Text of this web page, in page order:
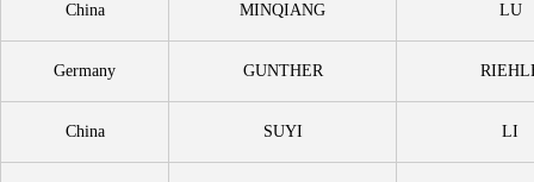
China MINQIANG LU
Germany GUNTHER
China SUYI LI